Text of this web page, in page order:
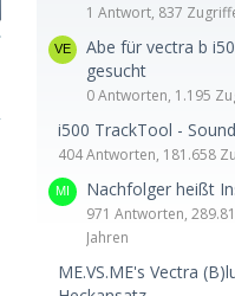
1 Antwort, 837
Abe für vectra b
gesucht
0 Antworten, 1.195
i500 TrackTool -
404 Antworten, 181.658
Nachfolger heißt
971 Antworten,
Jahren
ME.VS.ME's Vectra